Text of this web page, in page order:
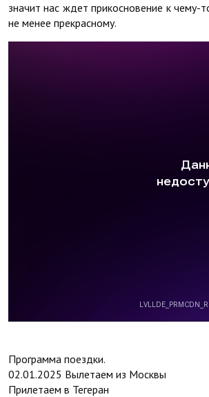
значит нас ждет прикосновение к чему-
не менее прекрасному.
Программа поездки.
02.01.2025 Вылетаем из Москвы
Прилетаем в Тегеран